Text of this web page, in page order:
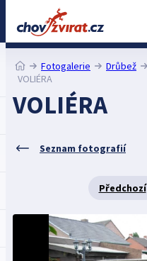
Fotogalerie Drůbež
VOLIÉRA
VOLIÉRA
Seznam fotografií
Předchozí